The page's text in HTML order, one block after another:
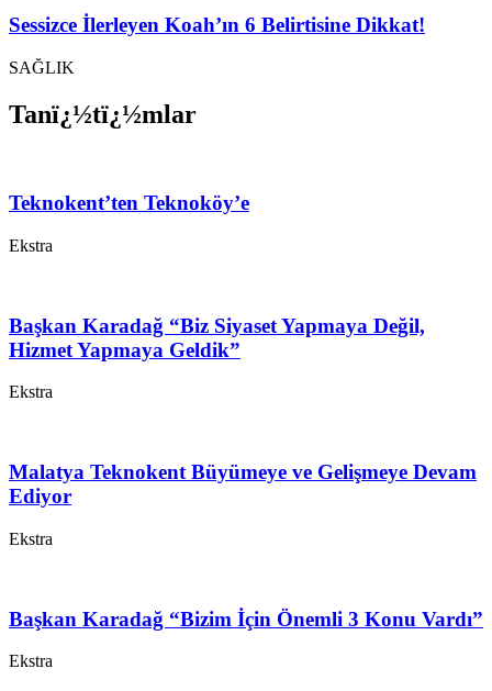
Sessizce İlerleyen Koah’ın 6 Belirtisine Dikkat!
SAĞLIK
Tanï¿½tï¿½mlar
Teknokent’ten Teknoköy’e
Ekstra
Başkan Karadağ “Biz Siyaset Yapmaya Değil,
Hizmet Yapmaya Geldik”
Ekstra
Malatya Teknokent Büyümeye ve Gelişmeye Devam
Ediyor
Ekstra
Başkan Karadağ “Bizim İçin Önemli 3 Konu Vardı”
Ekstra